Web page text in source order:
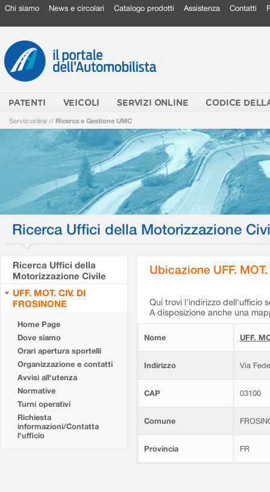
Chi siamo News e circolari Catalogo prodotti Assistenza Contatti
PATENTI VEICOLI SERVIZI ONLINE CODICE
Servizi online // Ricerca e Gestione UMC
Ricerca Uffici della Motorizzazione
Ricerca Uffici della
Motorizzazione Civile
UFF. MOT. CIV. DI
FROSINONE
Home Page
Dove siamo
Orari apertura sportelli
Organizzazione e contatti
Avvisi all'utenza
Normative
Turni operativi
Richiesta
informazioni/Contatta
l'ufficio
Ubicazione UFF.
Qui trovi l'indirizzo dell'ufficio
A disposizione anche una
Nome UFF.
Indirizzo Via
CAP 03100
Comune
Provincia FR